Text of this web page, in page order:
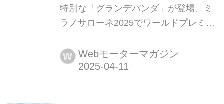
特別な「グランデパンダ」が登場、ミ
ラノサローネ2025でワールドプレミア
はイタリアのデザインブランド「カル
テル(Kartell)」とのコラボレーション
W Webモーターマガジン